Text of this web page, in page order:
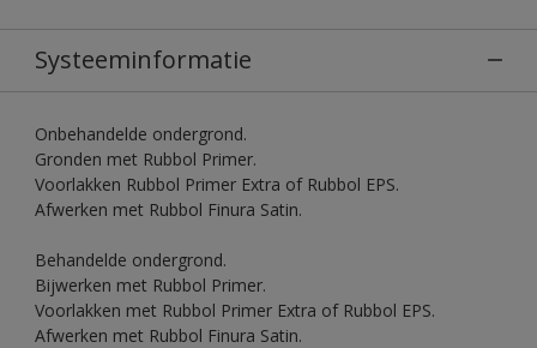
Systeeminformatie
Onbehandelde ondergrond.
Gronden met Rubbol Primer.
Voorlakken Rubbol Primer Extra of Rubbol EPS.
Afwerken met Rubbol Finura Satin.
Behandelde ondergrond.
Bijwerken met Rubbol Primer.
Voorlakken met Rubbol Primer Extra of Rubbol EPS.
Afwerken met Rubbol Finura Satin.